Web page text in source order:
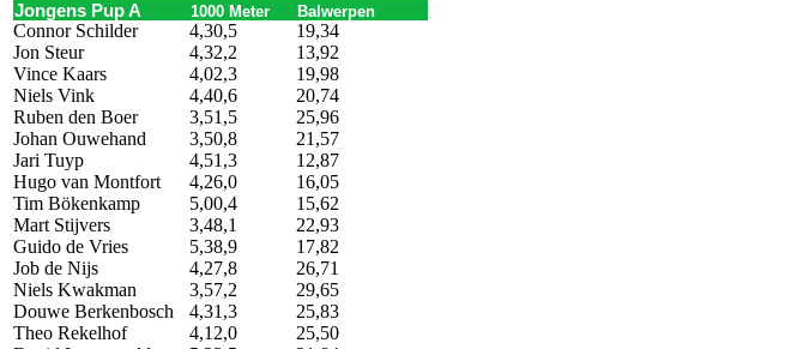
Jongens Pup A 1000 Meter Balwerpen
Connor Schilder 4,30,5
19,34
Jon Steur
4,32,2
13,92
Vince Kaars
4,02,3
19,98
Niels Vink
4,40,6
20,74
Ruben den Boer
3,51,5
25,96
Johan Ouwehand
3,50,8
21,57
Jari Tuyp
4,51,3
12,87
Hugo van Montfort
4,26,0
16,05
Tim Bökenkamp
5,00,4
15,62
Mart Stijvers
3,48,1
22,93
Guido de Vries
5,38,9
17,82
Job de Nijs
4,27,8
26,71
Niels Kwakman
3,57,2
29,65
Douwe Berkenbosch
4,31,3
25,83
Theo Rekelhof
4,12,0
25,50